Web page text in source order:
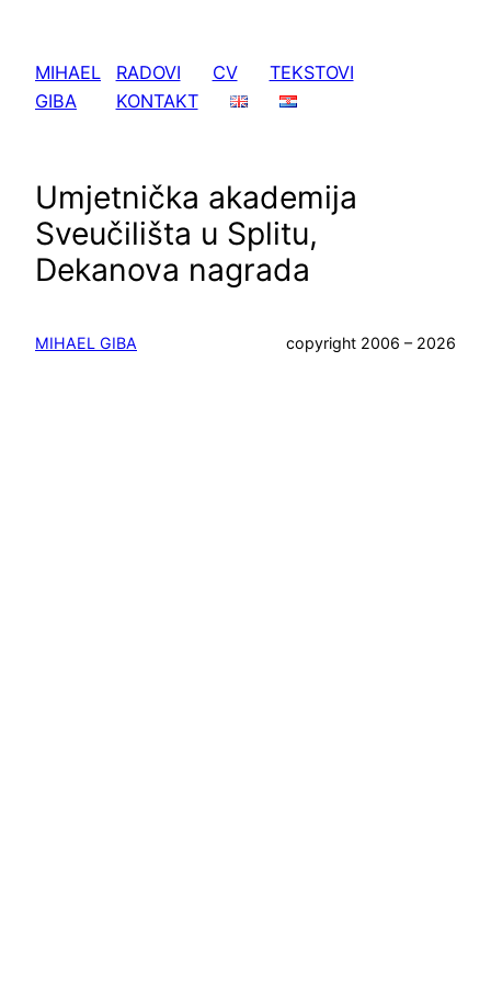
sadržaja
MIHAEL
GIBA
RADOVI CV
TEKSTOVI
KONTAKT
Umjetnička akademija
Sveučilišta u Splitu,
Dekanova nagrada
MIHAEL GIBA copyright 2006 – 2026